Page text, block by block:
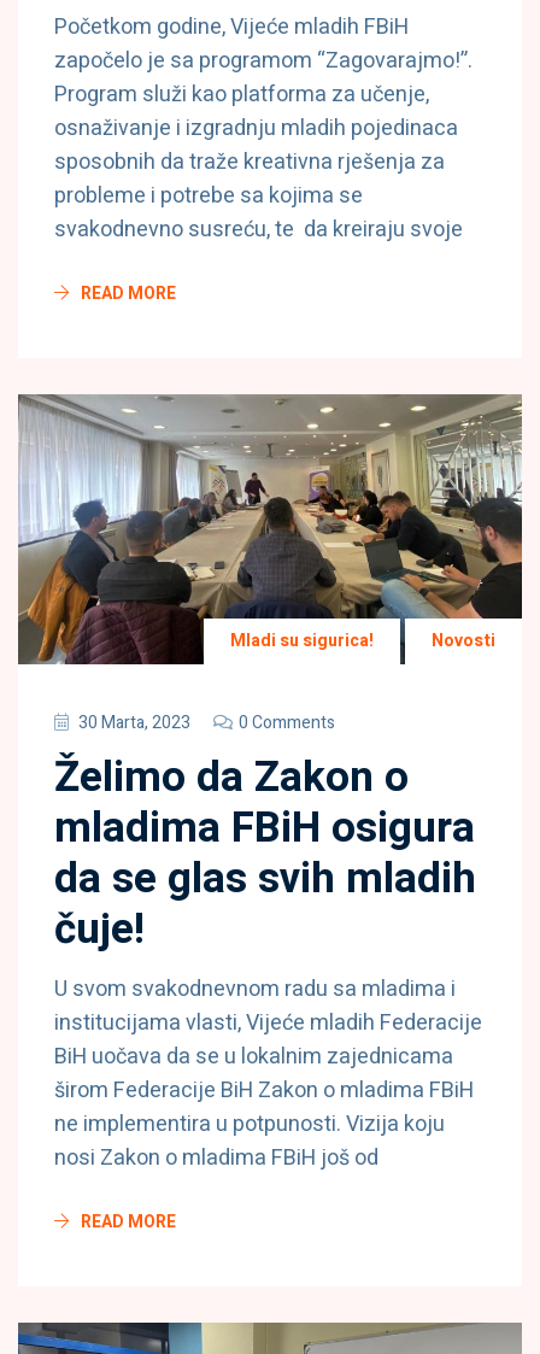
Početkom godine, Vijeće mladih FBiH
započelo je sa programom “Zagovarajmo!”.
Program služi kao platforma za učenje,
osnaživanje i izgradnju mladih pojedinaca
sposobnih da traže kreativna rješenja za
probleme i potrebe sa kojima se
svakodnevno susreću, te da kreiraju svoje
READ MORE
Mladi su sigurica! Novosti
30 Marta, 2023 0 Comments
Želimo da Zakon o
mladima FBiH osigura
da se glas svih mladih
čuje!
U svom svakodnevnom radu sa mladima i
institucijama vlasti, Vijeće mladih Federacije
BiH uočava da se u lokalnim zajednicama
širom Federacije BiH Zakon o mladima FBiH
ne implementira u potpunosti. Vizija koju
nosi Zakon o mladima FBiH još od
READ MORE